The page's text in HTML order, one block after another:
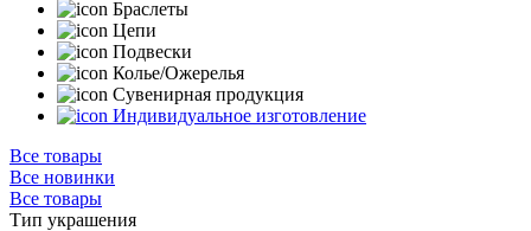
Браслеты
Цепи
Подвески
Колье/Ожерелья
Сувенирная продукция
Индивидуальное изготовление
Все товары
Все новинки
Все товары
Тип украшения